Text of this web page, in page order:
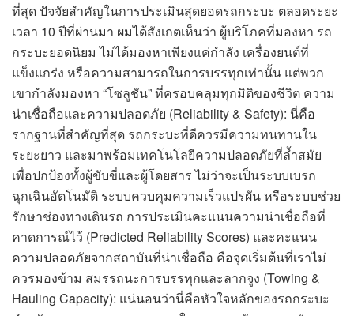
ที่สุด ปัจจัยสำคัญในการประเมินสุดยอดรถกระบะ ตลอดระยะ
เวลา 10 ปีที่ผ่านมา ผมได้สังเกตเห็นว่า ผู้บริโภคที่มองหา รถ
กระบะยอดนิยม ไม่ได้มองหาเพียงแค่กำลัง เครื่องยนต์ที่
แข็งแกร่ง หรือความสามารถในการบรรทุกเท่านั้น แต่พวก
เขากำลังมองหา “โซลูชัน” ที่ครอบคลุมทุกมิติของชีวิต ความ
น่าเชื่อถือและความปลอดภัย (Reliability & Safety): นี่คือ
รากฐานที่สำคัญที่สุด รถกระบะที่ดีควรมีความทนทานใน
ระยะยาว และมาพร้อมเทคโนโลยีความปลอดภัยที่ล้ำสมัย
เพื่อปกป้องทั้งผู้ขับขี่และผู้โดยสาร ไม่ว่าจะเป็นระบบเบรก
ฉุกเฉินอัตโนมัติ ระบบควบคุมความเร็วแปรผัน หรือระบบช่วย
รักษาช่องทางเดินรถ การประเมินคะแนนความน่าเชื่อถือที่
คาดการณ์ไว้ (Predicted Reliability Scores) และคะแนน
ความปลอดภัยจากสถาบันที่น่าเชื่อถือ คือจุดเริ่มต้นที่เราไม่
ควรมองข้าม สมรรถนะการบรรทุกและลากจูง (Towing &
Hauling Capacity): แน่นอนว่านี่คือหัวใจหลักของรถกระบะ